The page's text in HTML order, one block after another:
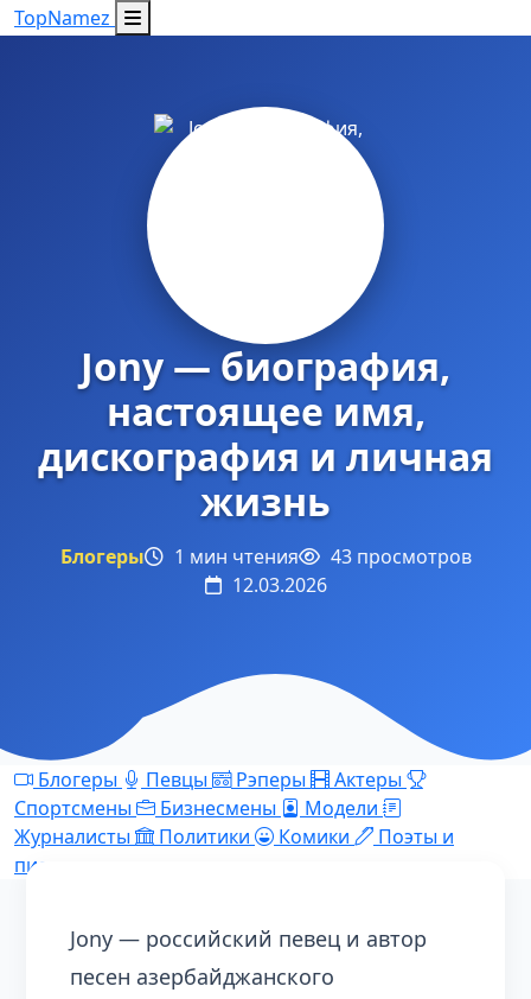
TopNamez
Jony — биография,
настоящее имя,
дискография и личная
жизнь
Блогеры 1 мин чтения
43 просмотров
12.03.2026
Блогеры Певцы Рэперы
Актеры
Спортсмены
Бизнесмены
Модели
Журналисты
Политики Комики
Поэты и
писатели
Jony — российский певец и автор
песен азербайджанского